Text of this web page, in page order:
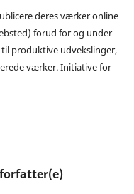
deres værker online
forud for og under
produktive udvekslinger,
værker. Initiative for